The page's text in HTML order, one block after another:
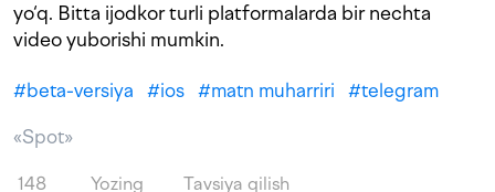
yo‘q. Bitta ijodkor turli platformalarda bir nechta
video yuborishi mumkin.
#beta-versiya #ios #matn muharriri #telegram
«Spot»
148 Yozing Tavsiya qilish